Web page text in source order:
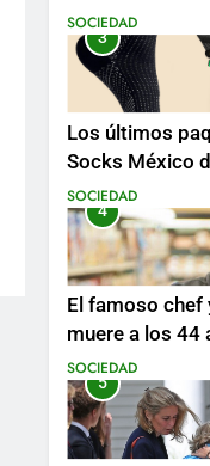
SOCIEDAD
3
Los últimos
Socks México
SOCIEDAD
4
El famoso chef
muere a los 44
SOCIEDAD
5